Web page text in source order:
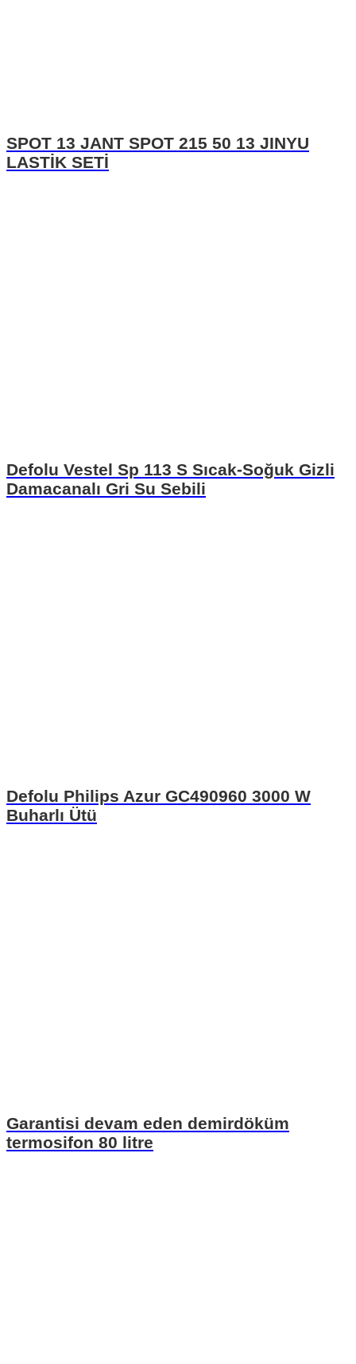
SPOT 13 JANT SPOT 215 50 13 JINYU
LASTİK SETİ
Defolu Vestel Sp 113 S Sıcak-Soğuk Gizli
Damacanalı Gri Su Sebili
Defolu Philips Azur GC490960 3000 W
Buharlı Ütü
Garantisi devam eden demirdöküm
termosifon 80 litre